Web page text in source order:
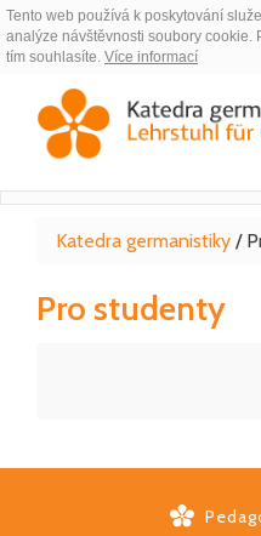
Tento web používá k poskytování
analýze návštěvnosti soubory cookie.
tím souhlasíte. Více informací
Katedra germanistiky /
Pro studenty